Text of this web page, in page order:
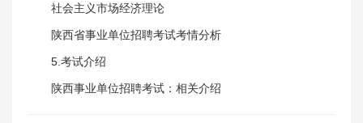
社会主义市场经济理论
陕西省事业单位招聘考试考情分析
5.考试介绍
陕西事业单位招聘考试：相关介绍